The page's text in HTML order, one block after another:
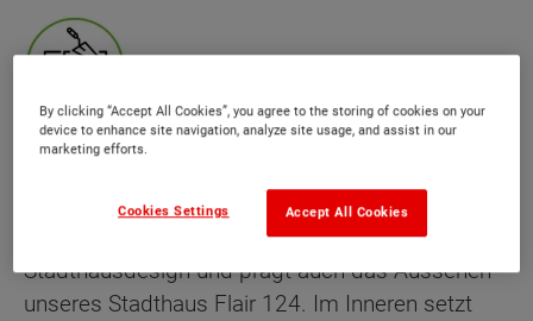
Die kubische Form ist der Klassiker im
Stadthausdesign und prägt auch das Aussehen
unseres Stadthaus Flair 124. Im Inneren setzt
By clicking “Accept All Cookies”, you agree to the storing of cookies on your
device to enhance site navigation, analyze site usage, and assist in our
marketing efforts.
Accept All Cookies
Cookies Settings